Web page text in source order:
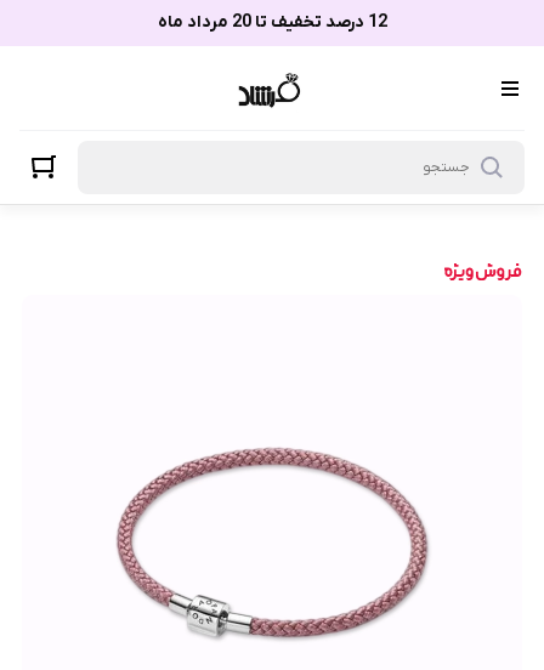
12 درصد تخفیف تا 20 مرداد ماه